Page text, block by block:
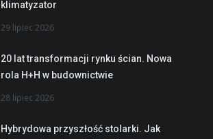
klimatyzator
29 lipiec 2026
20 lat transformacji rynku ścian. Nowa
rola H+H w budownictwie
28 lipiec 2026
Hybrydowa przyszłość stolarki. Jak